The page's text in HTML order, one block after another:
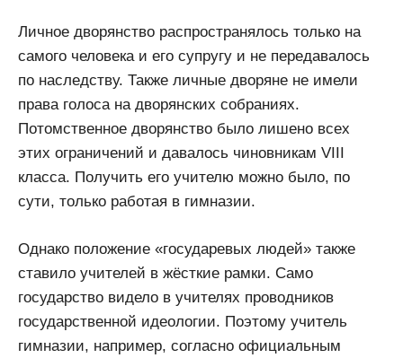
Личное дворянство распространялось только на
самого человека и его супругу и не передавалось
по наследству. Также личные дворяне не имели
права голоса на дворянских собраниях.
Потомственное дворянство было лишено всех
этих ограничений и давалось чиновникам VIII
класса. Получить его учителю можно было, по
сути, только работая в гимназии.
Однако положение «государевых людей» также
ставило учителей в жёсткие рамки. Само
государство видело в учителях проводников
государственной идеологии. Поэтому учитель
гимназии, например, согласно официальным